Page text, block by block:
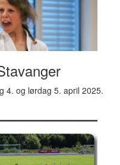
4. og lørdag 5. april 2025.